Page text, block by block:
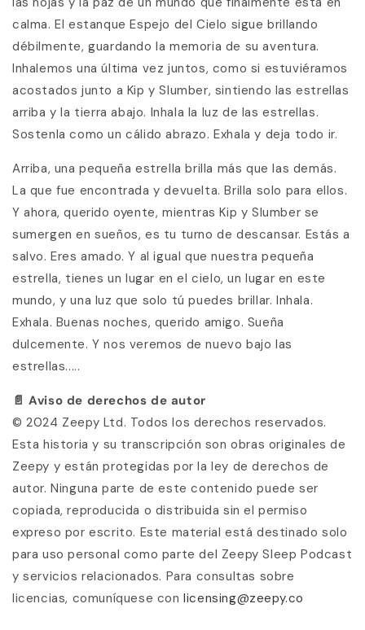
calma. El estanque Espejo del Cielo sigue brillando
débilmente, guardando la memoria de su aventura.
Inhalemos una última vez juntos, como si estuviéramos
acostados junto a Kip y Slumber, sintiendo las estrellas
arriba y la tierra abajo. Inhala la luz de las estrellas.
Sostenla como un cálido abrazo. Exhala y deja todo ir.
Arriba, una pequeña estrella brilla más que las demás.
La que fue encontrada y devuelta. Brilla solo para ellos.
Y ahora, querido oyente, mientras Kip y Slumber se
sumergen en sueños, es tu turno de descansar. Estás a
salvo. Eres amado. Y al igual que nuestra pequeña
estrella, tienes un lugar en el cielo, un lugar en este
mundo, y una luz que solo tú puedes brillar. Inhala.
Exhala. Buenas noches, querido amigo. Sueña
dulcemente. Y nos veremos de nuevo bajo las
estrellas.....
📄 Aviso de derechos de autor
© 2024 Zeepy Ltd. Todos los derechos reservados.
Esta historia y su transcripción son obras originales de
Zeepy y están protegidas por la ley de derechos de
autor. Ninguna parte de este contenido puede ser
copiada, reproducida o distribuida sin el permiso
expreso por escrito. Este material está destinado solo
para uso personal como parte del Zeepy Sleep Podcast
y servicios relacionados. Para consultas sobre
licencias, comuníquese conlicensing@zeepy.co